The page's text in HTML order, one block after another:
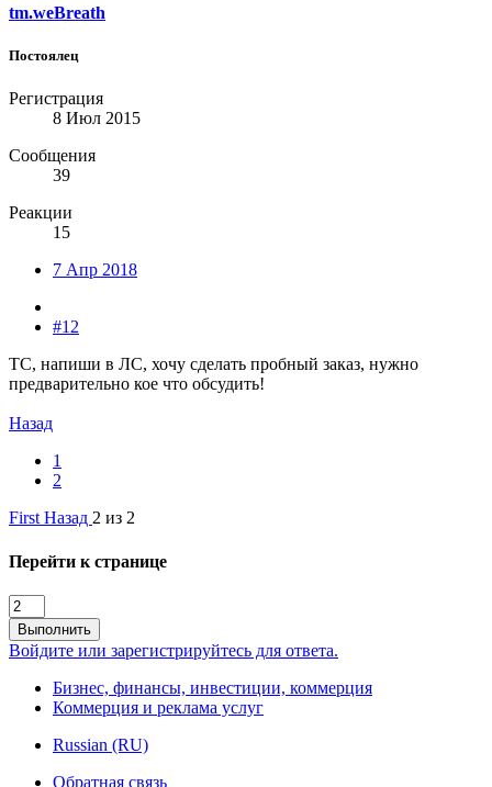
tm.weBreath
Постоялец
Регистрация
8 Июл 2015
Сообщения
39
Реакции
15
7 Апр 2018
#12
ТС, напиши в ЛС, хочу сделать пробный заказ, нужно
предварительно кое что обсудить!
Назад
1
2
First Назад 2 из 2
Перейти к странице
Выполнить
Войдите или зарегистрируйтесь для ответа.
Бизнес, финансы, инвестиции, коммерция
Коммерция и реклама услуг
Russian (RU)
Обратная связь